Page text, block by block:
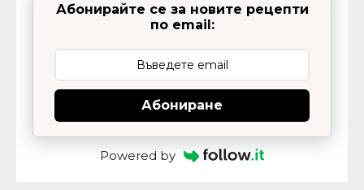
Абонирайте се за новите рецепти
по email:
Абониране
Powered by